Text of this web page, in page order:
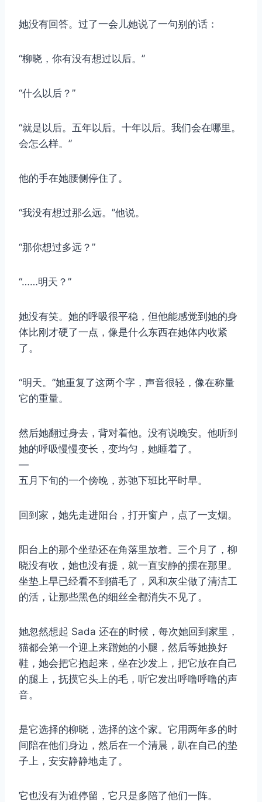
她没有回答。过了一会儿她说了一句别的话：
“柳晓，你有没有想过以后。”
“什么以后？”
“就是以后。五年以后。十年以后。我们会在哪里。
会怎么样。”
他的手在她腰侧停住了。
“我没有想过那么远。”他说。
“那你想过多远？”
“……明天？”
她没有笑。她的呼吸很平稳，但他能感觉到她的身
体比刚才硬了一点，像是什么东西在她体内收紧
了。
“明天。”她重复了这两个字，声音很轻，像在称量
它的重量。
然后她翻过身去，背对着他。没有说晚安。他听到
她的呼吸慢慢变长，变均匀，她睡着了。
—
五月下旬的一个傍晚，苏弛下班比平时早。
回到家，她先走进阳台，打开窗户，点了一支烟。
阳台上的那个坐垫还在角落里放着。三个月了，柳
晓没有收，她也没有提，就一直安静的摆在那里。
坐垫上早已经看不到猫毛了，风和灰尘做了清洁工
的活，让那些黑色的细丝全都消失不见了。
她忽然想起 Sada 还在的时候，每次她回到家里，
猫都会第一个迎上来蹭她的小腿，然后等她换好
鞋，她会把它抱起来，坐在沙发上，把它放在自己
的腿上，抚摸它头上的毛，听它发出呼噜呼噜的声
音。
是它选择的柳晓，选择的这个家。它用两年多的时
间陪在他们身边，然后在一个清晨，趴在自己的垫
子上，安安静静地走了。
它也没有为谁停留，它只是多陪了他们一阵。